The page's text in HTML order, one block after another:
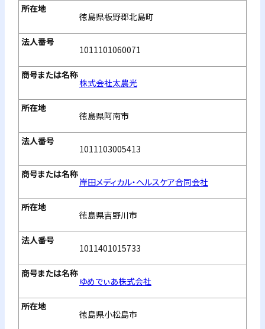
徳島県板野郡北島町
1011101060071
株式会社太農光
徳島県阿南市
1011103005413
岸田メディカル・ヘルスケア合同会社
徳島県吉野川市
1011401015733
ゆめでぃあ株式会社
徳島県小松島市